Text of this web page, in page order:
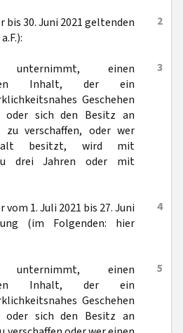
2
bis 30. Juni 2021 geltenden
3
einen
Inhalt, der ein
Geschehen
oder sich den Besitz an
verschaffen, oder wer
besitzt, wird mit
drei Jahren oder mit
4
vom 1. Juli 2021 bis 27. Juni
(im Folgenden: hier
5
einen
Inhalt, der ein
Geschehen
oder sich den Besitz an